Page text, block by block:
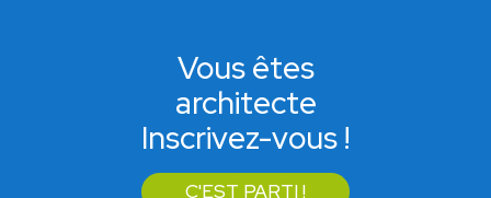
Vous êtes
architecte
Inscrivez-vous !
C'EST PARTI !